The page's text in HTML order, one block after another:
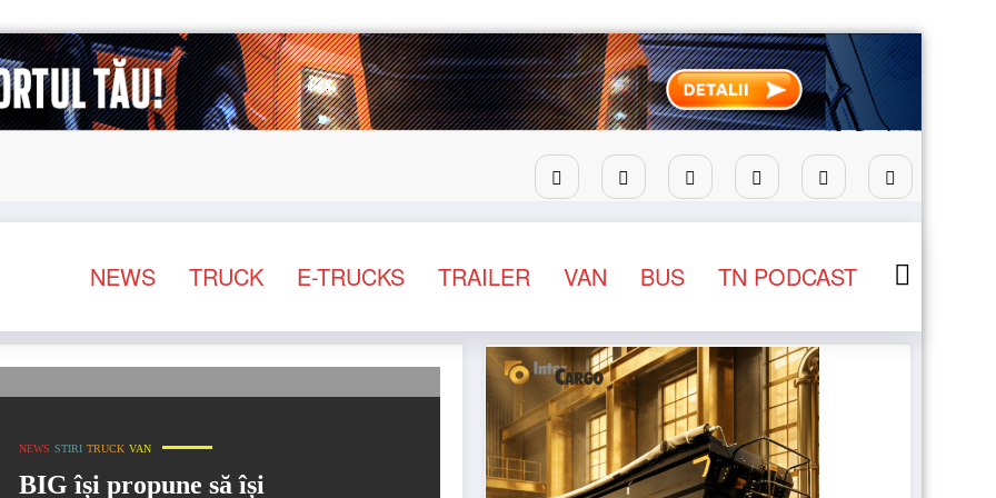
NEWS TRUCK E-TRUCKS TRAILER VAN BUS TN PODCAST
NEWS STIRI
Lars Ljungström a fost numit director
NEWS STIRI
NEWS STIRI TRUCK VAN
BIG își propune să își